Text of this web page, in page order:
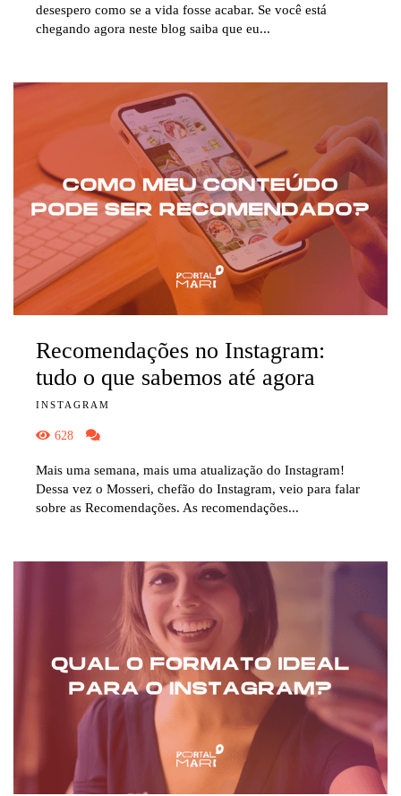
desespero como se a vida fosse acabar. Se você está
chegando agora neste blog saiba que eu...
Recomendações no Instagram:
tudo o que sabemos até agora
INSTAGRAM
628
Mais uma semana, mais uma atualização do Instagram!
Dessa vez o Mosseri, chefão do Instagram, veio para falar
sobre as Recomendações. As recomendações...